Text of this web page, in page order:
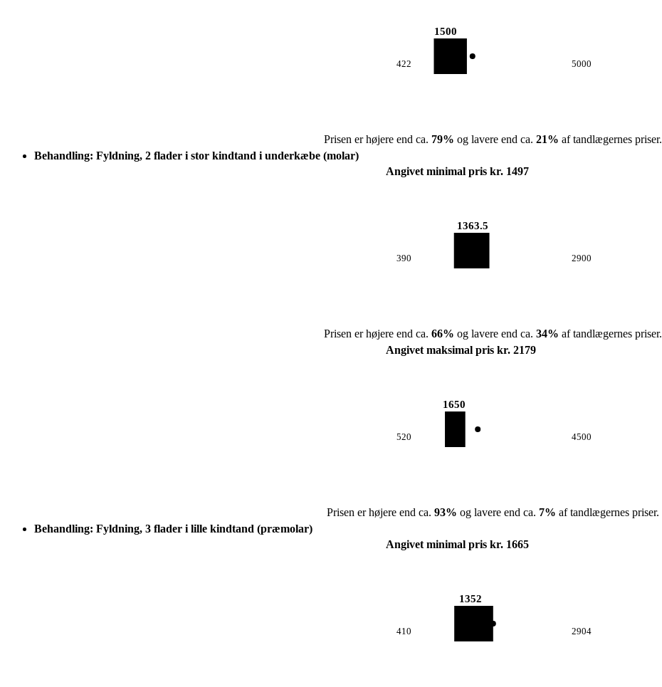
422
1500
5000
Prisen er højere end ca. 79% og lavere end ca. 21% af tandlægernes priser.
Behandling: Fyldning, 2 flader i stor kindtand i underkæbe (molar)
Angivet minimal pris kr. 1497
390
1363.5
2900
Prisen er højere end ca. 66% og lavere end ca. 34% af tandlægernes priser.
Angivet maksimal pris kr. 2179
520
1650
4500
Prisen er højere end ca. 93% og lavere end ca. 7% af tandlægernes priser.
Behandling: Fyldning, 3 flader i lille kindtand (præmolar)
Angivet minimal pris kr. 1665
410
1352
2904